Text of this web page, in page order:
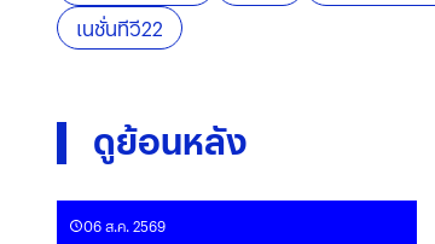
เนชั่นทีวี22
ดูย้อนหลัง
06 ส.ค. 2569